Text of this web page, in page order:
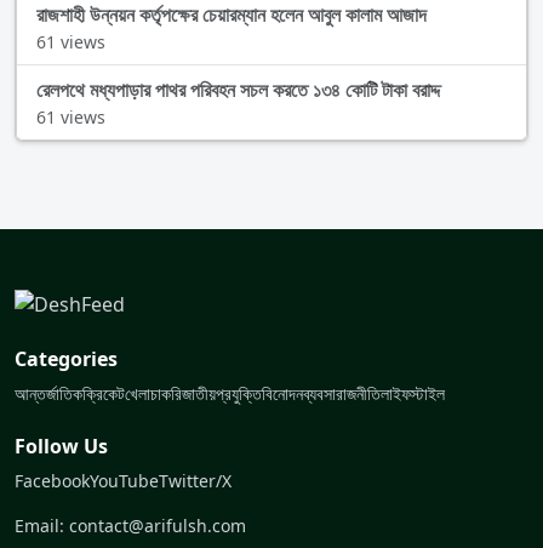
রাজশাহী উন্নয়ন কর্তৃপক্ষের চেয়ারম্যান হলেন আবুল কালাম আজাদ
61 views
রেলপথে মধ্যপাড়ার পাথর পরিবহন সচল করতে ১৩৪ কোটি টাকা বরাদ্দ
61 views
Categories
আন্তর্জাতিকক্রিকেটখেলাচাকরিজাতীয়প্রযুক্তিবিনোদনব্যবসারাজনীতিলাইফস্টাইল
Follow Us
FacebookYouTubeTwitter/X
Email: contact@arifulsh.com